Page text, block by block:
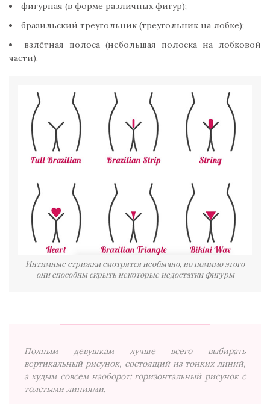
фигурная (в форме различных фигур);
бразильский треугольник (треугольник на лобке);
взлётная полоса (небольшая полоска на лобковой
части).
Интимные стрижки смотрятся необычно, но помимо этого
они способны скрыть некоторые недостатки фигуры
Полным девушкам лучше всего выбирать
вертикальный рисунок, состоящий из тонких линий,
а худым совсем наоборот: горизонтальный рисунок с
толстыми линиями.